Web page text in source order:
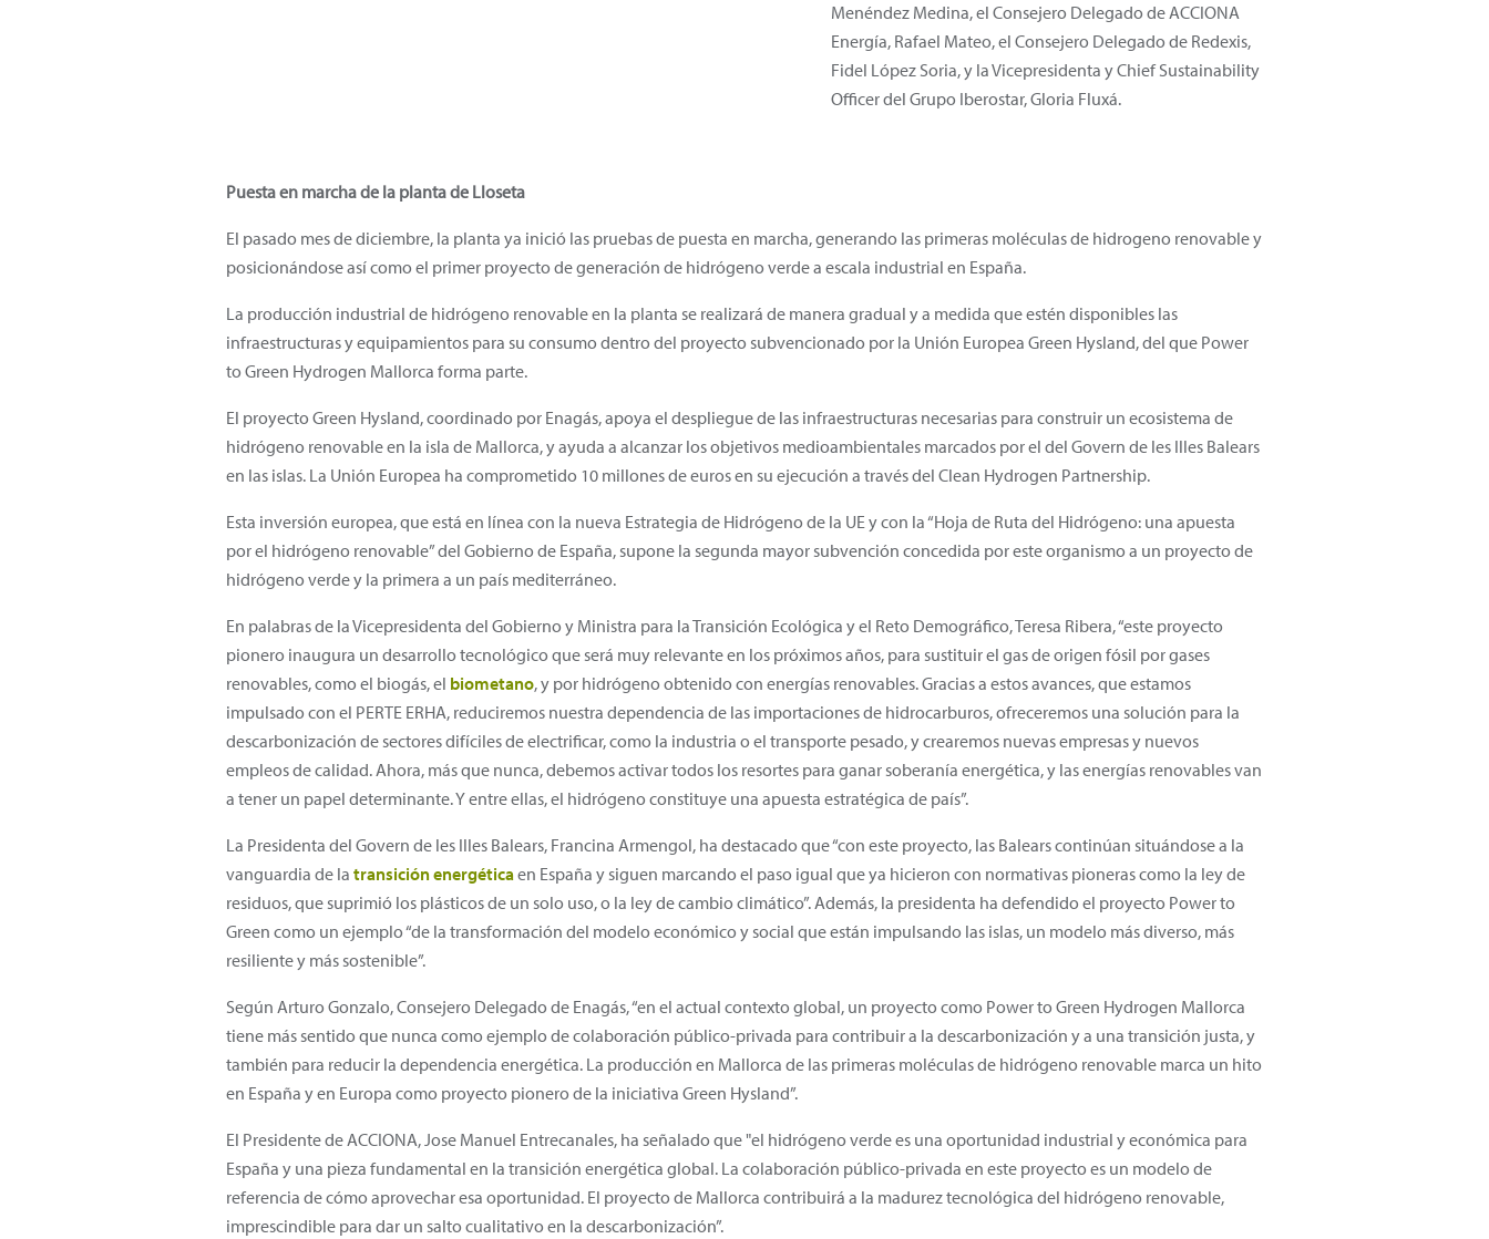
Menéndez Medina, el Consejero Delegado de ACCIONA
Energía, Rafael Mateo, el Consejero Delegado de Redexis,
Fidel López Soria, y la Vicepresidenta y Chief Sustainability
Officer del Grupo Iberostar, Gloria Fluxá.
Puesta en marcha de la planta de Lloseta
El pasado mes de diciembre, la planta ya inició las pruebas de puesta en marcha, generando las primeras moléculas de hidrogeno renovable y
posicionándose así como el primer proyecto de generación de hidrógeno verde a escala industrial en España.
La producción industrial de hidrógeno renovable en la planta se realizará de manera gradual y a medida que estén disponibles las
infraestructuras y equipamientos para su consumo dentro del proyecto subvencionado por la Unión Europea Green Hysland, del que Power
to Green Hydrogen Mallorca forma parte.
El proyecto Green Hysland, coordinado por Enagás, apoya el despliegue de las infraestructuras necesarias para construir un ecosistema de
hidrógeno renovable en la isla de Mallorca, y ayuda a alcanzar los objetivos medioambientales marcados por el del Govern de les Illes Balears
en las islas. La Unión Europea ha comprometido 10 millones de euros en su ejecución a través del Clean Hydrogen Partnership.
Esta inversión europea, que está en línea con la nueva Estrategia de Hidrógeno de la UE y con la “Hoja de Ruta del Hidrógeno: una apuesta
por el hidrógeno renovable” del Gobierno de España, supone la segunda mayor subvención concedida por este organismo a un proyecto de
hidrógeno verde y la primera a un país mediterráneo.
En palabras de la Vicepresidenta del Gobierno y Ministra para la Transición Ecológica y el Reto Demográfico, Teresa Ribera, “este proyecto
pionero inaugura un desarrollo tecnológico que será muy relevante en los próximos años, para sustituir el gas de origen fósil por gases
renovables, como el biogás, el biometano, y por hidrógeno obtenido con energías renovables. Gracias a estos avances, que estamos
impulsado con el PERTE ERHA, reduciremos nuestra dependencia de las importaciones de hidrocarburos, ofreceremos una solución para la
descarbonización de sectores difíciles de electrificar, como la industria o el transporte pesado, y crearemos nuevas empresas y nuevos
empleos de calidad. Ahora, más que nunca, debemos activar todos los resortes para ganar soberanía energética, y las energías renovables van
a tener un papel determinante. Y entre ellas, el hidrógeno constituye una apuesta estratégica de país”.
La Presidenta del Govern de les Illes Balears, Francina Armengol, ha destacado que “con este proyecto, las Balears continúan situándose a la
vanguardia de la transición energéticaen España y siguen marcando el paso igual que ya hicieron con normativas pioneras como la ley de
residuos, que suprimió los plásticos de un solo uso, o la ley de cambio climático”. Además, la presidenta ha defendido el proyecto Power to
Green como un ejemplo “de la transformación del modelo económico y social que están impulsando las islas, un modelo más diverso, más
resiliente y más sostenible”.
Según Arturo Gonzalo, Consejero Delegado de Enagás, “en el actual contexto global, un proyecto como Power to Green Hydrogen Mallorca
tiene más sentido que nunca como ejemplo de colaboración público-privada para contribuir a la descarbonización y a una transición justa, y
también para reducir la dependencia energética. La producción en Mallorca de las primeras moléculas de hidrógeno renovable marca un hito
en España y en Europa como proyecto pionero de la iniciativa Green Hysland”.
El Presidente de ACCIONA, Jose Manuel Entrecanales, ha señalado que "el hidrógeno verde es una oportunidad industrial y económica para
España y una pieza fundamental en la transición energética global. La colaboración público-privada en este proyecto es un modelo de
referencia de cómo aprovechar esa oportunidad. El proyecto de Mallorca contribuirá a la madurez tecnológica del hidrógeno renovable,
imprescindible para dar un salto cualitativo en la descarbonización”.